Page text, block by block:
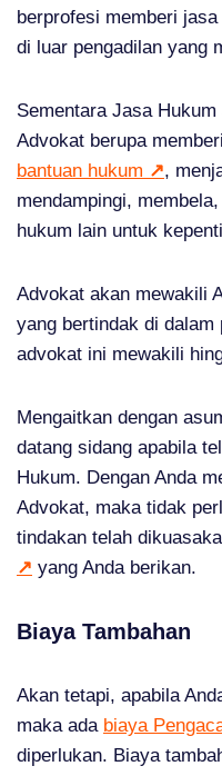
berprofesi memberi
di luar pengadilan yang
Sementara Jasa
Advokat berupa
bantuan hukum ↗,
mendampingi,
hukum lain untuk
Advokat akan mewakili
yang bertindak di dalam
advokat ini mewakili
Mengaitkan dengan
datang sidang apabila
Hukum. Dengan Anda
Advokat, maka tidak
tindakan telah
↗ yang Anda berikan.
Biaya Tambahan
Akan tetapi, apabila
maka ada biaya
diperlukan. Biaya